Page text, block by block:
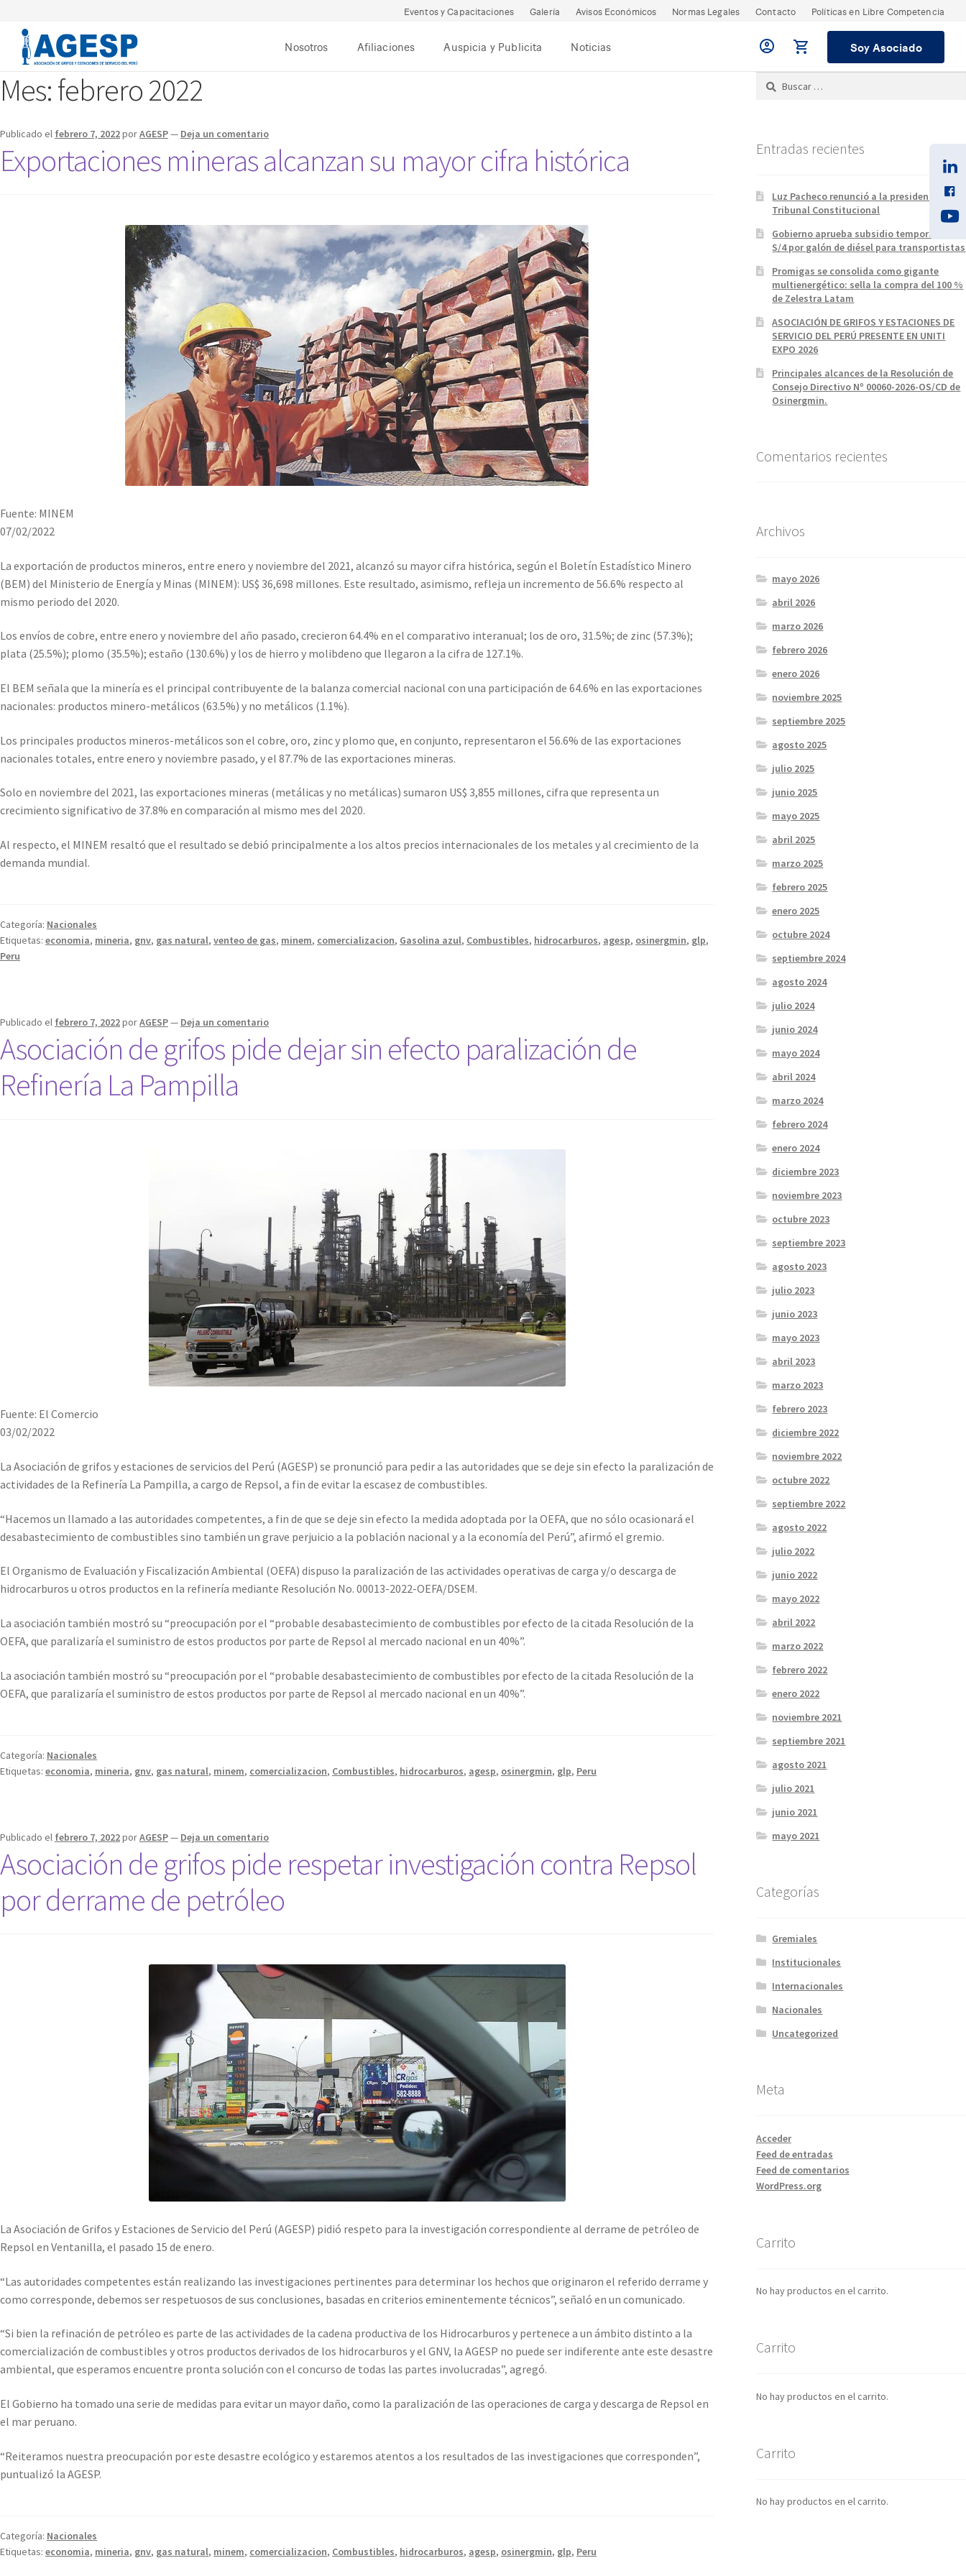
Eventos y Capacitaciones Galería Avisos Económicos Normas Legales Contacto Políticas en Libre Competencia
Nosotros Afiliaciones Auspicia y Publicita Noticias Soy Asociado
Mes:febrero 2022
Publicado el febrero 7, 2022porAGESP— Deja un comentario
Exportaciones mineras alcanzan su mayor cifra histórica
Fuente: MINEM
07/02/2022
La exportación de productos mineros, entre enero y noviembre del 2021, alcanzó su mayor cifra histórica, según el Boletín Estadístico Minero
(BEM) del Ministerio de Energía y Minas (MINEM): US$ 36,698 millones. Este resultado, asimismo, refleja un incremento de 56.6% respecto al
mismo periodo del 2020.
Los envíos de cobre, entre enero y noviembre del año pasado, crecieron 64.4% en el comparativo interanual; los de oro, 31.5%; de zinc (57.3%);
plata (25.5%); plomo (35.5%); estaño (130.6%) y los de hierro y molibdeno que llegaron a la cifra de 127.1%.
El BEM señala que la minería es el principal contribuyente de la balanza comercial nacional con una participación de 64.6% en las exportaciones
nacionales: productos minero-metálicos (63.5%) y no metálicos (1.1%).
Los principales productos mineros-metálicos son el cobre, oro, zinc y plomo que, en conjunto, representaron el 56.6% de las exportaciones
nacionales totales, entre enero y noviembre pasado, y el 87.7% de las exportaciones mineras.
Solo en noviembre del 2021, las exportaciones mineras (metálicas y no metálicas) sumaron US$ 3,855 millones, cifra que representa un
crecimiento significativo de 37.8% en comparación al mismo mes del 2020.
Al respecto, el MINEM resaltó que el resultado se debió principalmente a los altos precios internacionales de los metales y al crecimiento de la
demanda mundial.
Categoría: Nacionales
Etiquetas: economia, mineria, gnv, gas natural, venteo de gas, minem, comercializacion, Gasolina azul, Combustibles, hidrocarburos, agesp, osinergmin, glp,
Peru
Publicado el febrero 7, 2022porAGESP— Deja un comentario
Asociación de grifos pide dejar sin efecto paralización de
Refinería La Pampilla
Fuente: El Comercio
03/02/2022
La Asociación de grifos y estaciones de servicios del Perú (AGESP) se pronunció para pedir a las autoridades que se deje sin efecto la paralización de
actividades de la Refinería La Pampilla, a cargo de Repsol, a fin de evitar la escasez de combustibles.
“Hacemos un llamado a las autoridades competentes, a fin de que se deje sin efecto la medida adoptada por la OEFA, que no sólo ocasionará el
desabastecimiento de combustibles sino también un grave perjuicio a la población nacional y a la economía del Perú”, afirmó el gremio.
El Organismo de Evaluación y Fiscalización Ambiental (OEFA) dispuso la paralización de las actividades operativas de carga y/o descarga de
hidrocarburos u otros productos en la refinería mediante Resolución No. 00013-2022-OEFA/DSEM.
La asociación también mostró su “preocupación por el “probable desabastecimiento de combustibles por efecto de la citada Resolución de la
OEFA, que paralizaría el suministro de estos productos por parte de Repsol al mercado nacional en un 40%”.
La asociación también mostró su “preocupación por el “probable desabastecimiento de combustibles por efecto de la citada Resolución de la
OEFA, que paralizaría el suministro de estos productos por parte de Repsol al mercado nacional en un 40%”.
Categoría: Nacionales
Etiquetas: economia, mineria, gnv, gas natural, minem, comercializacion, Combustibles, hidrocarburos, agesp, osinergmin, glp, Peru
Publicado el febrero 7, 2022porAGESP— Deja un comentario
Asociación de grifos pide respetar investigación contra Repsol
por derrame de petróleo
La Asociación de Grifos y Estaciones de Servicio del Perú (AGESP) pidió respeto para la investigación correspondiente al derrame de petróleo de
Repsol en Ventanilla, el pasado 15 de enero.
“Las autoridades competentes están realizando las investigaciones pertinentes para determinar los hechos que originaron el referido derrame y
como corresponde, debemos ser respetuosos de sus conclusiones, basadas en criterios eminentemente técnicos”, señaló en un comunicado.
“Si bien la refinación de petróleo es parte de las actividades de la cadena productiva de los Hidrocarburos y pertenece a un ámbito distinto a la
comercialización de combustibles y otros productos derivados de los hidrocarburos y el GNV, la AGESP no puede ser indiferente ante este desastre
ambiental, que esperamos encuentre pronta solución con el concurso de todas las partes involucradas”, agregó.
El Gobierno ha tomado una serie de medidas para evitar un mayor daño, como la paralización de las operaciones de carga y descarga de Repsol en
el mar peruano.
“Reiteramos nuestra preocupación por este desastre ecológico y estaremos atentos a los resultados de las investigaciones que corresponden”,
puntualizó la AGESP.
Categoría: Nacionales
Etiquetas: economia, mineria, gnv, gas natural, minem, comercializacion, Combustibles, hidrocarburos, agesp, osinergmin, glp, Peru
Buscar:
Entradas recientes
Luz Pacheco renunció a la presidencia del
Tribunal Constitucional
Gobierno aprueba subsidio temporal de
S/4 por galón de diésel para transportistas
Promigas se consolida como gigante
multienergético: sella la compra del 100 %
de Zelestra Latam
ASOCIACIÓN DE GRIFOS Y ESTACIONES DE
SERVICIO DEL PERÚ PRESENTE EN UNITI
EXPO 2026
Principales alcances de la Resolución de
Consejo Directivo Nº 00060-2026-OS/CD de
Osinergmin.
Comentarios recientes
Archivos
mayo 2026
abril 2026
marzo 2026
febrero 2026
enero 2026
noviembre 2025
septiembre 2025
agosto 2025
julio 2025
junio 2025
mayo 2025
abril 2025
marzo 2025
febrero 2025
enero 2025
octubre 2024
septiembre 2024
agosto 2024
julio 2024
junio 2024
mayo 2024
abril 2024
marzo 2024
febrero 2024
enero 2024
diciembre 2023
noviembre 2023
octubre 2023
septiembre 2023
agosto 2023
julio 2023
junio 2023
mayo 2023
abril 2023
marzo 2023
febrero 2023
diciembre 2022
noviembre 2022
octubre 2022
septiembre 2022
agosto 2022
julio 2022
junio 2022
mayo 2022
abril 2022
marzo 2022
febrero 2022
enero 2022
noviembre 2021
septiembre 2021
agosto 2021
julio 2021
junio 2021
mayo 2021
Categorías
Gremiales
Institucionales
Internacionales
Nacionales
Uncategorized
Meta
Acceder
Feed de entradas
Feed de comentarios
WordPress.org
Carrito
No hay productos en el carrito.
Carrito
No hay productos en el carrito.
Carrito
No hay productos en el carrito.